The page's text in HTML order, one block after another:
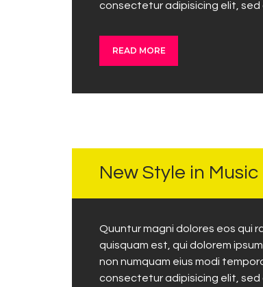
consectetur adipisicing elit,
READ MORE
New Style in Music
Quuntur magni dolores eos qui
quisquam est, qui dolorem
non numquam eius modi
consectetur adipisicing elit,